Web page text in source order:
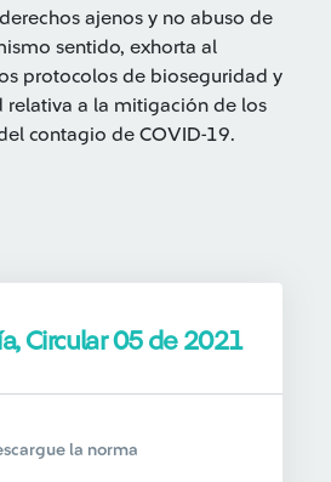
ajenos y no abuso de
sentido, exhorta al
protocolos de bioseguridad y
relativa a la mitigación de los
contagio de COVID-19.
Circular 05 de 2021
la norma